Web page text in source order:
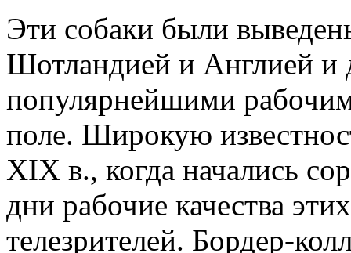
Эти собаки были
Шотландией и Англией и
популярнейшими
поле. Широкую
XIX в., когда начались
дни рабочие качества
телезрителей. Бордер-